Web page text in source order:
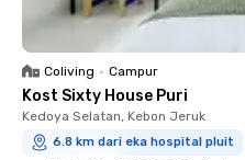
Coliving • Campur
Kost Sixty House Puri
Kedoya Selatan, Kebon Jeruk
6.8 km dari eka hospital pluit